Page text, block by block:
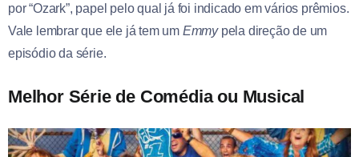
por “Ozark”, papel pelo qual já foi indicado em vários prêmios.
Vale lembrar que ele já tem um Emmypela direção de um
episódio da série.
Melhor Série de Comédia ou Musical